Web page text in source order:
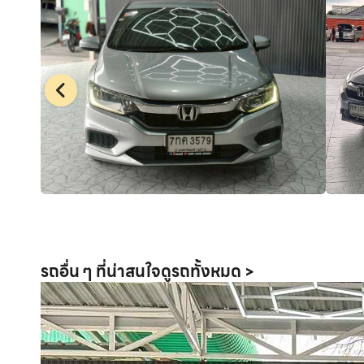
รถอื่น ๆ ที่น่าสนใจดูรถทั้งหมด >